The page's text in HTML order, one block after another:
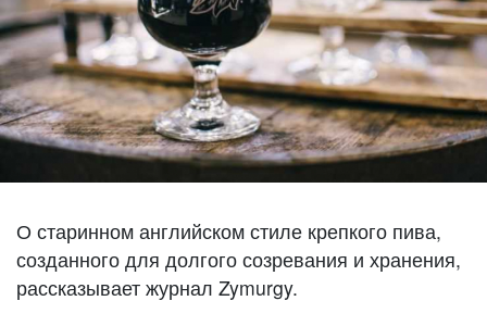
О старинном английском стиле крепкого пива,
созданного для долгого созревания и хранения,
рассказывает журнал Zymurgy.